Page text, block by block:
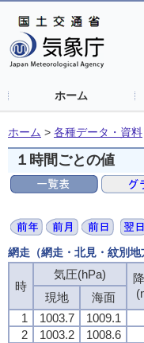
ホーム
ホーム > 各種データ・資料
１時間ごとの値
網走（網走・北見・紋別
時
気圧(hPa)
現地
海面
1
1003.7 1009.1
2
1003.2 1008.6